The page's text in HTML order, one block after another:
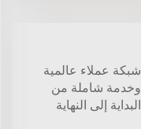
شبكة عملاء عالمية
وخدمة شاملة من
البداية إلى النهاية